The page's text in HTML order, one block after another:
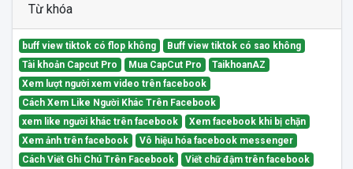
Từ khóa
buff view tiktok có flop không
Buff view tiktok có sao không
Tài khoản Capcut Pro
Mua CapCut Pro
TaikhoanAZ
Xem lượt người xem video trên facebook
Cách Xem Like Người Khác Trên Facebook
xem like người khác trên facebook
Xem facebook khi bị chặn
Xem ảnh trên facebook
Vô hiệu hóa facebook messenger
Cách Viết Ghi Chú Trên Facebook
Viết chữ đậm trên facebook